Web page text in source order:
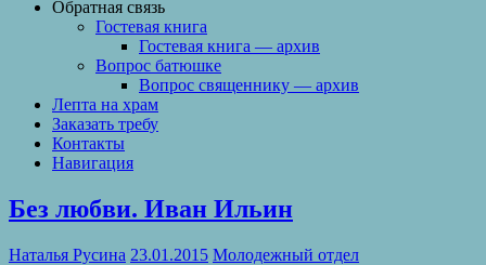
Обратная связь
Гостевая книга
Гостевая книга — архив
Вопрос батюшке
Вопрос священнику — архив
Лепта на храм
Заказать требу
Контакты
Навигация
Без любви. Иван Ильин
Наталья Русина 23.01.2015 Молодежный отдел